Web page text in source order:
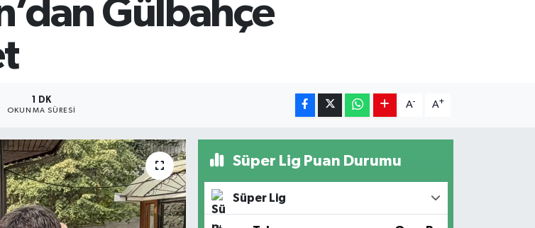
Gülbahçe
1 DK
OKUNMA SÜRESI
A- A+
Süper Lig Puan Durumu
Süper Lig